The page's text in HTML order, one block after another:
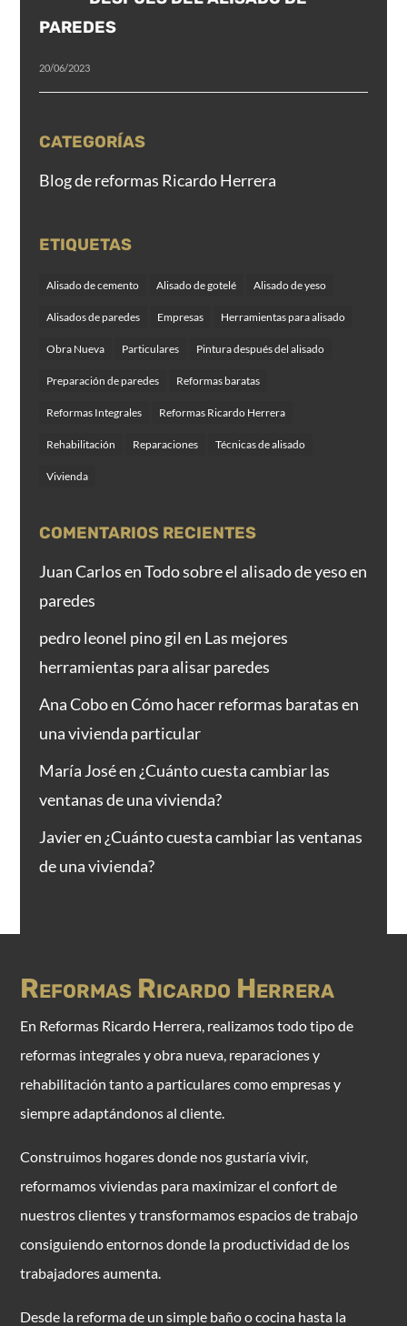
PAREDES
20/06/2023
CATEGORÍAS
Blog de reformas Ricardo Herrera
ETIQUETAS
Alisado de cemento Alisado de gotelé Alisado de yeso
Alisados de paredes Empresas Herramientas para alisado
Obra Nueva Particulares Pintura después del alisado
Preparación de paredes Reformas baratas
Reformas Integrales Reformas Ricardo Herrera
Rehabilitación Reparaciones Técnicas de alisado
Vivienda
COMENTARIOS RECIENTES
Juan CarlosenTodo sobre el alisado de yeso en
paredes
pedro leonel pino gil en Las mejores
herramientas para alisar paredes
Ana CoboenCómo hacer reformas baratas en
una vivienda particular
María Joséen ¿Cuánto cuesta cambiar las
ventanas de una vivienda?
Javieren ¿Cuánto cuesta cambiar las ventanas
de una vivienda?
Reformas Ricardo Herrera
En Reformas Ricardo Herrera, realizamos todo tipo de
reformas integrales y obra nueva, reparaciones y
rehabilitación tanto a particulares como empresas y
siempre adaptándonos al cliente.
Construimos hogares donde nos gustaría vivir,
reformamos viviendas para maximizar el confort de
nuestros clientes y transformamos espacios de trabajo
consiguiendo entornos donde la productividad de los
trabajadores aumenta.
Desde la reforma de un simple baño o cocina hasta la